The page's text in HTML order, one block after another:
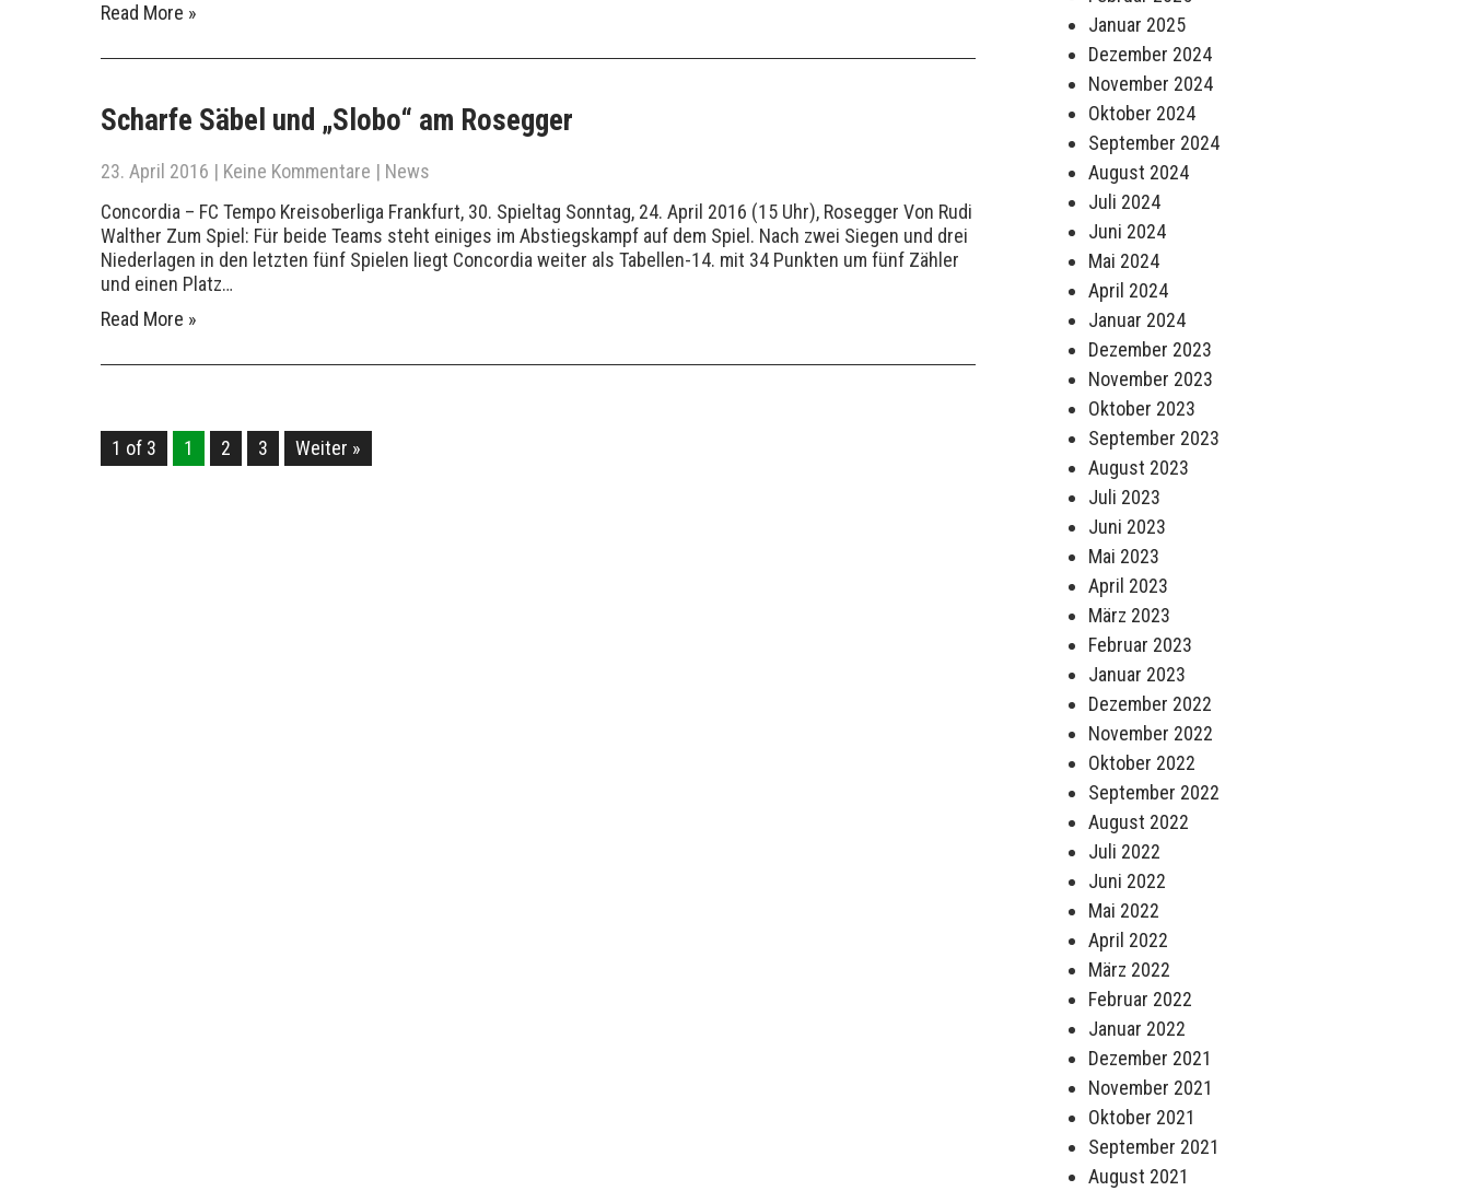
Read More »
Scharfe Säbel und „Slobo“ am Rosegger
23. April 2016 | Keine Kommentare | News
Concordia – FC Tempo Kreisoberliga Frankfurt, 30. Spieltag Sonntag, 24. April 2016 (15 Uhr), Rosegger Von Rudi
Walther Zum Spiel: Für beide Teams steht einiges im Abstiegskampf auf dem Spiel. Nach zwei Siegen und drei
Niederlagen in den letzten fünf Spielen liegt Concordia weiter als Tabellen-14. mit 34 Punkten um fünf Zähler
und einen Platz…
Read More »
1 of 3 1 2 3 Weiter »
Januar 2025
Dezember 2024
November 2024
Oktober 2024
September 2024
August 2024
Juli 2024
Juni 2024
Mai 2024
April 2024
Januar 2024
Dezember 2023
November 2023
Oktober 2023
September 2023
August 2023
Juli 2023
Juni 2023
Mai 2023
April 2023
März 2023
Februar 2023
Januar 2023
Dezember 2022
November 2022
Oktober 2022
September 2022
August 2022
Juli 2022
Juni 2022
Mai 2022
April 2022
März 2022
Februar 2022
Januar 2022
Dezember 2021
November 2021
Oktober 2021
September 2021
August 2021